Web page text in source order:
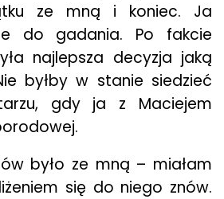
ze mną i koniec. Ja
do gadania. Po fakcie
najlepsza decyzja jaką
byłby w stanie siedzieć
gdy ja z Maciejem
było ze mną – miałam
się do niego znów.